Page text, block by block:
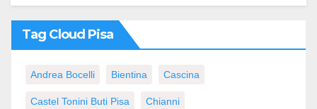
Tag Cloud Pisa
Andrea Bocelli Bientina Cascina
Castel Tonini Buti Pisa Chianni